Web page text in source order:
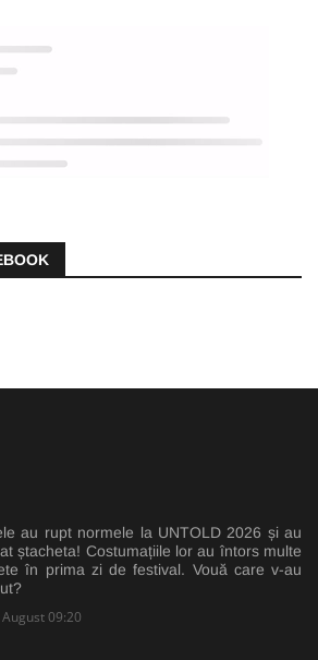
au rupt normele la UNTOLD 2026 și au
ștacheta! Costumațiile lor au întors multe
în prima zi de festival. Vouă care v-au
09:20